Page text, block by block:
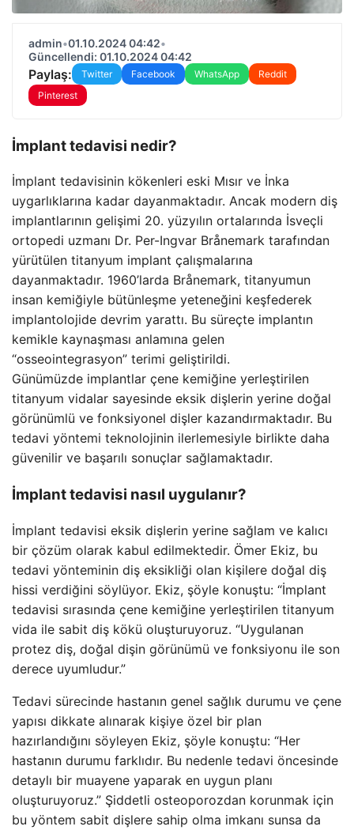
admin•01.10.2024 04:42•
Güncellendi: 01.10.2024 04:42
Paylaş: Twitter Facebook WhatsApp
Reddit
Pinterest
İmplant tedavisi nedir?
İmplant tedavisinin kökenleri eski Mısır ve İnka
uygarlıklarına kadar dayanmaktadır. Ancak modern diş
implantlarının gelişimi 20. yüzyılın ortalarında İsveçli
ortopedi uzmanı Dr. Per-Ingvar Brånemark tarafından
yürütülen titanyum implant çalışmalarına
dayanmaktadır. 1960’larda Brånemark, titanyumun
insan kemiğiyle bütünleşme yeteneğini keşfederek
implantolojide devrim yarattı. Bu süreçte implantın
kemikle kaynaşması anlamına gelen
“osseointegrasyon” terimi geliştirildi.
Günümüzde implantlar çene kemiğine yerleştirilen
titanyum vidalar sayesinde eksik dişlerin yerine doğal
görünümlü ve fonksiyonel dişler kazandırmaktadır. Bu
tedavi yöntemi teknolojinin ilerlemesiyle birlikte daha
güvenilir ve başarılı sonuçlar sağlamaktadır.
İmplant tedavisi nasıl uygulanır?
İmplant tedavisi eksik dişlerin yerine sağlam ve kalıcı
bir çözüm olarak kabul edilmektedir. Ömer Ekiz, bu
tedavi yönteminin diş eksikliği olan kişilere doğal diş
hissi verdiğini söylüyor. Ekiz, şöyle konuştu: “İmplant
tedavisi sırasında çene kemiğine yerleştirilen titanyum
vida ile sabit diş kökü oluşturuyoruz. “Uygulanan
protez diş, doğal dişin görünümü ve fonksiyonu ile son
derece uyumludur.”
Tedavi sürecinde hastanın genel sağlık durumu ve çene
yapısı dikkate alınarak kişiye özel bir plan
hazırlandığını söyleyen Ekiz, şöyle konuştu: “Her
hastanın durumu farklıdır. Bu nedenle tedavi öncesinde
detaylı bir muayene yaparak en uygun planı
oluşturuyoruz.” Şiddetli osteoporozdan korunmak için
bu yöntem sabit dişlere sahip olma imkanı sunsa da